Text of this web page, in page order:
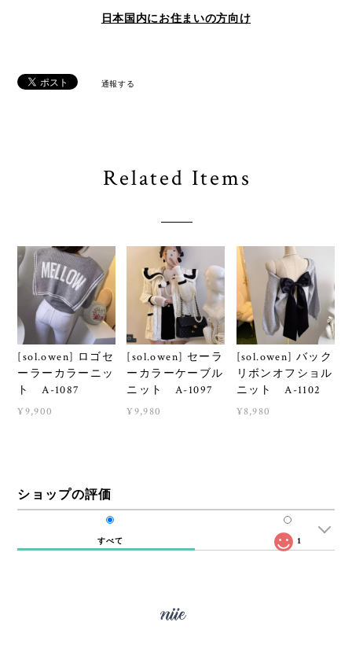
日本国内にお住まいの方向け
通報する
Related Items
[sol.owen] ロゴセ
ーラーカラーニッ
ト A-1087
¥9,900
[sol.owen] セーラ
ーカラーケーブル
ニット A-1097
¥9,980
[sol.owen] バック
リボンオフショル
ニット A-1102
¥8,980
ショップの評価
すべて 1